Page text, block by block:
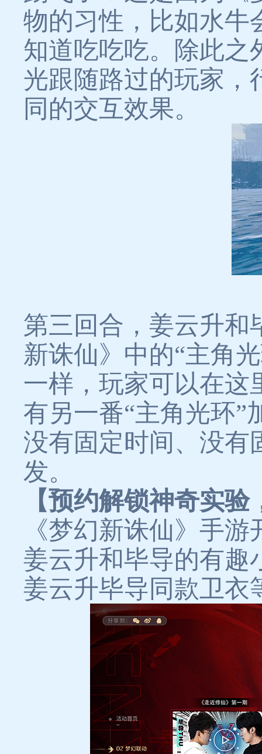
物的习性，比如水牛
知道吃吃吃。除此之
光跟随路过的玩家，
同的交互效果。
第三回合，姜云升和
新诛仙》中的“主角
一样，玩家可以在这
有另一番“主角光环”
没有固定时间、没有
发。
【预约解锁神奇实
《梦幻新诛仙》手
姜云升和毕导的有趣
姜云升毕导同款卫衣